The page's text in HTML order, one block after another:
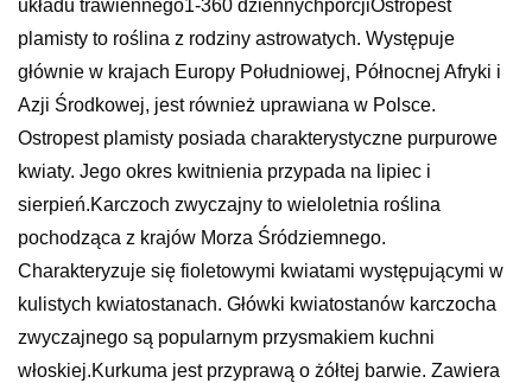
układu trawiennego1-360 dziennychporcjiOstropest
plamisty to roślina z rodziny astrowatych. Występuje
głównie w krajach Europy Południowej, Północnej Afryki i
Azji Środkowej, jest również uprawiana w Polsce.
Ostropest plamisty posiada charakterystyczne purpurowe
kwiaty. Jego okres kwitnienia przypada na lipiec i
sierpień.Karczoch zwyczajny to wieloletnia roślina
pochodząca z krajów Morza Śródziemnego.
Charakteryzuje się fioletowymi kwiatami występującymi w
kulistych kwiatostanach. Główki kwiatostanów karczocha
zwyczajnego są popularnym przysmakiem kuchni
włoskiej.Kurkuma jest przyprawą o żółtej barwie. Zawiera